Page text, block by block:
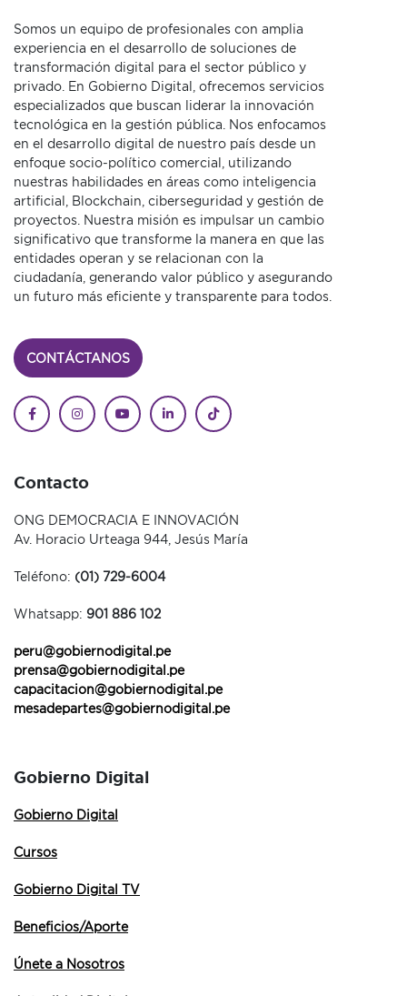
Somos un equipo de profesionales con amplia
experiencia en el desarrollo de soluciones de
transformación digital para el sector público y
privado. En Gobierno Digital, ofrecemos servicios
especializados que buscan liderar la innovación
tecnológica en la gestión pública. Nos enfocamos
en el desarrollo digital de nuestro país desde un
enfoque socio-político comercial, utilizando
nuestras habilidades en áreas como inteligencia
artificial, Blockchain, ciberseguridad y gestión de
proyectos. Nuestra misión es impulsar un cambio
significativo que transforme la manera en que las
entidades operan y se relacionan con la
ciudadanía, generando valor público y asegurando
un futuro más eficiente y transparente para todos.
CONTÁCTANOS
Contacto
ONG DEMOCRACIA E INNOVACIÓN
Av. Horacio Urteaga 944, Jesús María
Teléfono: (01) 729-6004
Whatsapp: 901 886 102
peru@gobiernodigital.pe
prensa@gobiernodigital.pe
capacitacion@gobiernodigital.pe
mesadepartes@gobiernodigital.pe
Gobierno Digital
Gobierno Digital
Cursos
Gobierno Digital TV
Beneficios/Aporte
Únete a Nosotros